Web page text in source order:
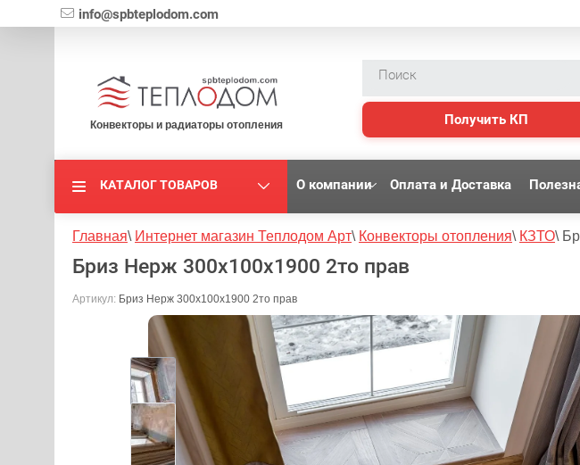
info@spbteplodom.com
Конвекторы и радиаторы отопления Получить КП
КАТАЛОГ ТОВАРОВ О компании Оплата и Доставка
Главная\ Интернет магазин Теплодом Арт\ Конвекторы отопления\ КЗТО\
Бриз Нерж 300x100x1900 2то прав
Артикул: Бриз Нерж 300x100x1900 2то прав